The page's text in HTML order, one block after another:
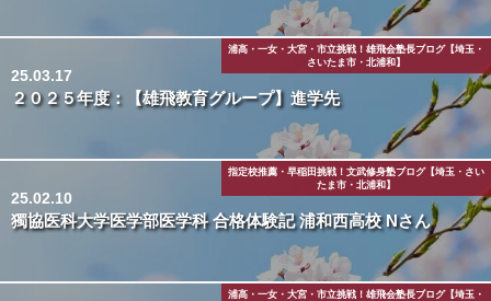
浦高・一女・大宮・市立挑戦！雄飛会塾長ブログ【埼玉・
さいたま市・北浦和】
25.03.17
２０２５年度：【雄飛教育グループ】進学先
指定校推薦・早稲田挑戦！文武修身塾ブログ【埼玉・さい
たま市・北浦和】
25.02.10
獨協医科大学医学部医学科 合格体験記 浦和西高校 Nさん
浦高・一女・大宮・市立挑戦！雄飛会塾長ブログ【埼玉・